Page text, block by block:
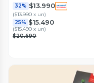
32% $13.990
($13.990 x un)
25% $15.490
($15.490 x un)
$20.690